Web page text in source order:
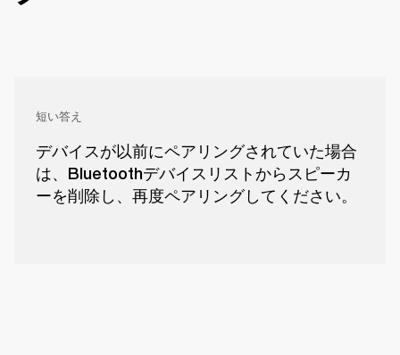
短い答え
デバイスが以前にペアリングされていた場合
は、Bluetoothデバイスリストからスピーカ
ーを削除し、再度ペアリングしてください。